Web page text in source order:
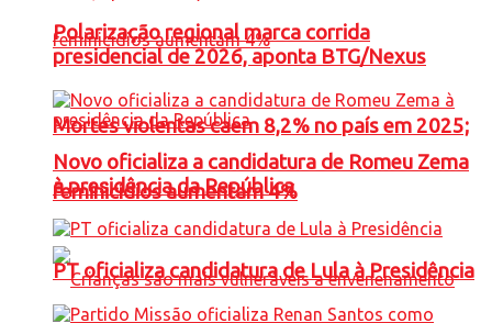
Mortes violentas caem 8,2% no país em 2025;
feminicídios aumentam 4%
Polarização regional marca corrida
presidencial de 2026, aponta BTG/Nexus
Novo oficializa a candidatura de Romeu Zema
à presidência da República
PT oficializa candidatura de Lula à Presidência